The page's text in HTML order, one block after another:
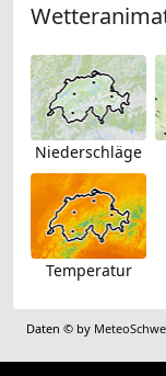
Niederschläge
Temperatur
Daten © by